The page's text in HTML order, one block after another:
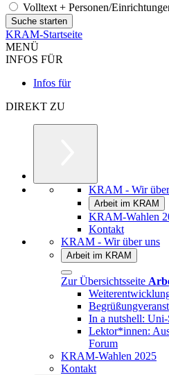
Volltext + Personen/
KRAM-Startseite
MENÜ
INFOS FÜR
Infos für
DIREKT ZU
KRAM - Wir
Arbeit im KRAM
KRAM-Wahlen
Kontakt
KRAM - Wir über uns
Arbeit im KRAM
Zur Übersichtsseite
In a nutshell:
Lektor*innen:
Forum
KRAM-Wahlen 2025
Kontakt